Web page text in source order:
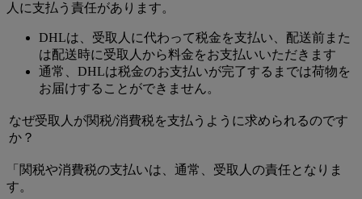
人に支払う責任があります。
DHLは、受取人に代わって税金を支払い、配送前また
は配送時に受取人から料金をお支払いいただきます
通常、DHLは税金のお支払いが完了するまでは荷物を
お届けすることができません。
なぜ受取人が関税/消費税を支払うように求められるのです
か？
「関税や消費税の支払いは、通常、受取人の責任となりま
す。